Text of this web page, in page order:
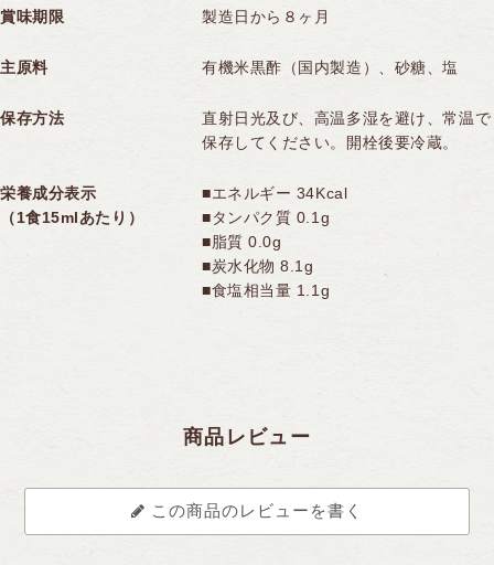
賞味期限 製造日から８ヶ月
主原料 有機米黒酢（国内製造）、砂糖、塩
保存方法
直射日光及び、高温多湿を避け、常温で
保存してください。開栓後要冷蔵。
栄養成分表示
（1食15mlあたり）
■エネルギー 34Kcal
■タンパク質 0.1g
■脂質 0.0g
■炭水化物 8.1g
■食塩相当量 1.1g
商品レビュー
この商品のレビューを書く